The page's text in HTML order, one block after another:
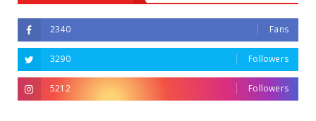
2340 Fans
3290 Followers
5212 Followers